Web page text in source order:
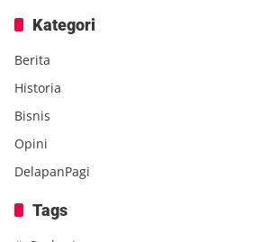
Kategori
Berita
Historia
Bisnis
Opini
DelapanPagi
Tags